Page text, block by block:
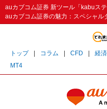
auカブコム証券 新ツール「kabuス
auカブコム証券の魅力：スペシャル
トップ コラム CFD 経
MT4